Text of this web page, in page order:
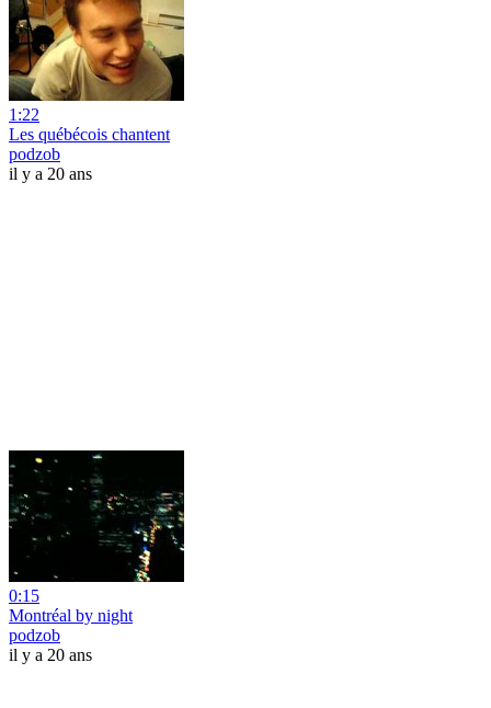
1:22
Les québécois chantent
podzob
il y a 20 ans
0:15
Montréal by night
podzob
il y a 20 ans